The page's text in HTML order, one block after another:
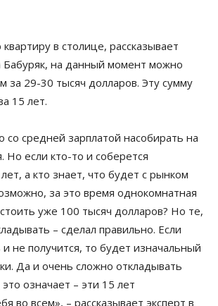
в столице, рассказывает
Бабуряк, на данный момент можно
за 29-30 тысяч долларов. Эту сумму
15 лет.
со средней зарплатой насобирать на
Но если кто-то и соберется
а кто знает, что будет с рынком
за это время однокомнатная
уже 100 тысяч долларов? Но те,
– сделал правильно. Если
и не получится, то будет изначальный
Да и очень сложно откладывать
означает – эти 15 лет
во всем», – рассказывает эксперт в